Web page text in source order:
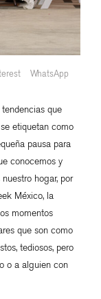
WhatsApp
que
etiquetan como
pausa para
conocemos y
hogar, por
México, la
momentos
que son como
tediosos, pero
o a alguien con